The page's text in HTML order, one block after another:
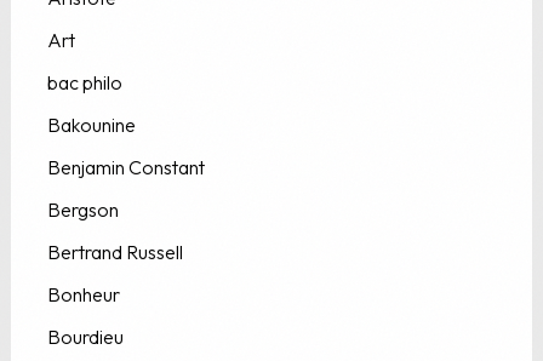
Art
bac philo
Bakounine
Benjamin Constant
Bergson
Bertrand Russell
Bonheur
Bourdieu